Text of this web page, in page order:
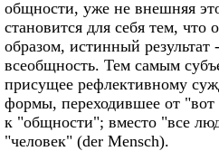
общности, уже не внешняя
становится для себя тем, что
образом, истинный результат
всеобщность. Тем самым
присущее рефлективному
формы, переходившее от "вот
к "общности"; вместо "все
"человек" (der Mensch).